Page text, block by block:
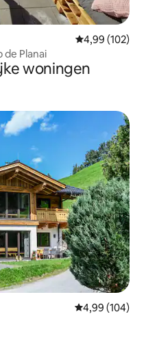
Gemiddelde
4,99 (102)
Planai
woningen
Gemiddelde
4,99 (104)